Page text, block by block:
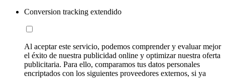
Conversion tracking extendido
Al aceptar este servicio, podemos comprender y evaluar mejor
el éxito de nuestra publicidad online y optimizar nuestra oferta
publicitaria. Para ello, comparamos tus datos personales
encriptados con los siguientes proveedores externos, si ya